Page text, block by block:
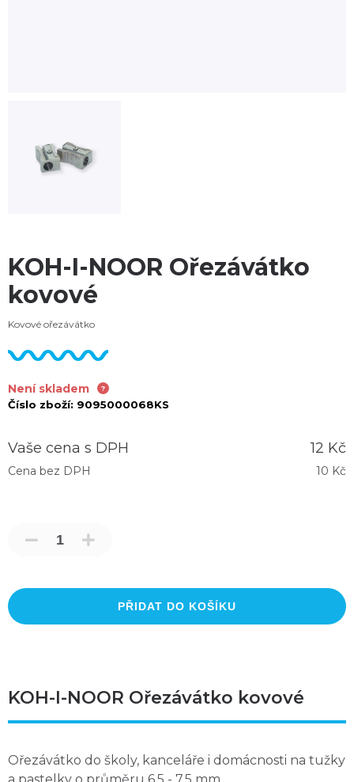
KOH-I-NOOR Ořezávátko
kovové
Kovové ořezávátko
Není skladem
Číslo zboží: 9095000068KS
Vaše cena s DPH 12 Kč
Cena bez DPH 10 Kč
PŘIDAT DO KOŠÍKU
KOH-I-NOOR Ořezávátko kovové
Ořezávátko do školy, kanceláře i domácnosti na tužky
a pastelky o průměru 6,5 - 7,5 mm.